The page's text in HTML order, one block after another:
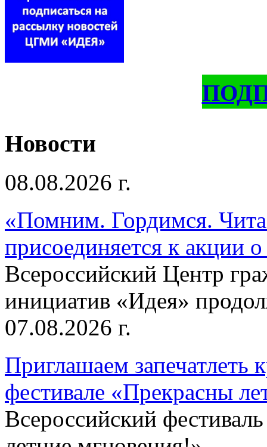
Новости
08.08.2026 г.
«Помним. Гордимся.
присоединяется к акции
Всероссийский Центр
инициатив «Идея»
07.08.2026 г.
Приглашаем запечатлеть
фестивале «Прекрасны
Всероссийский